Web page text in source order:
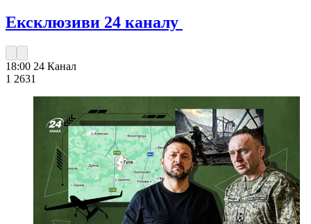
Ексклюзиви 24 каналу
18:00 24 Канал
1 2631